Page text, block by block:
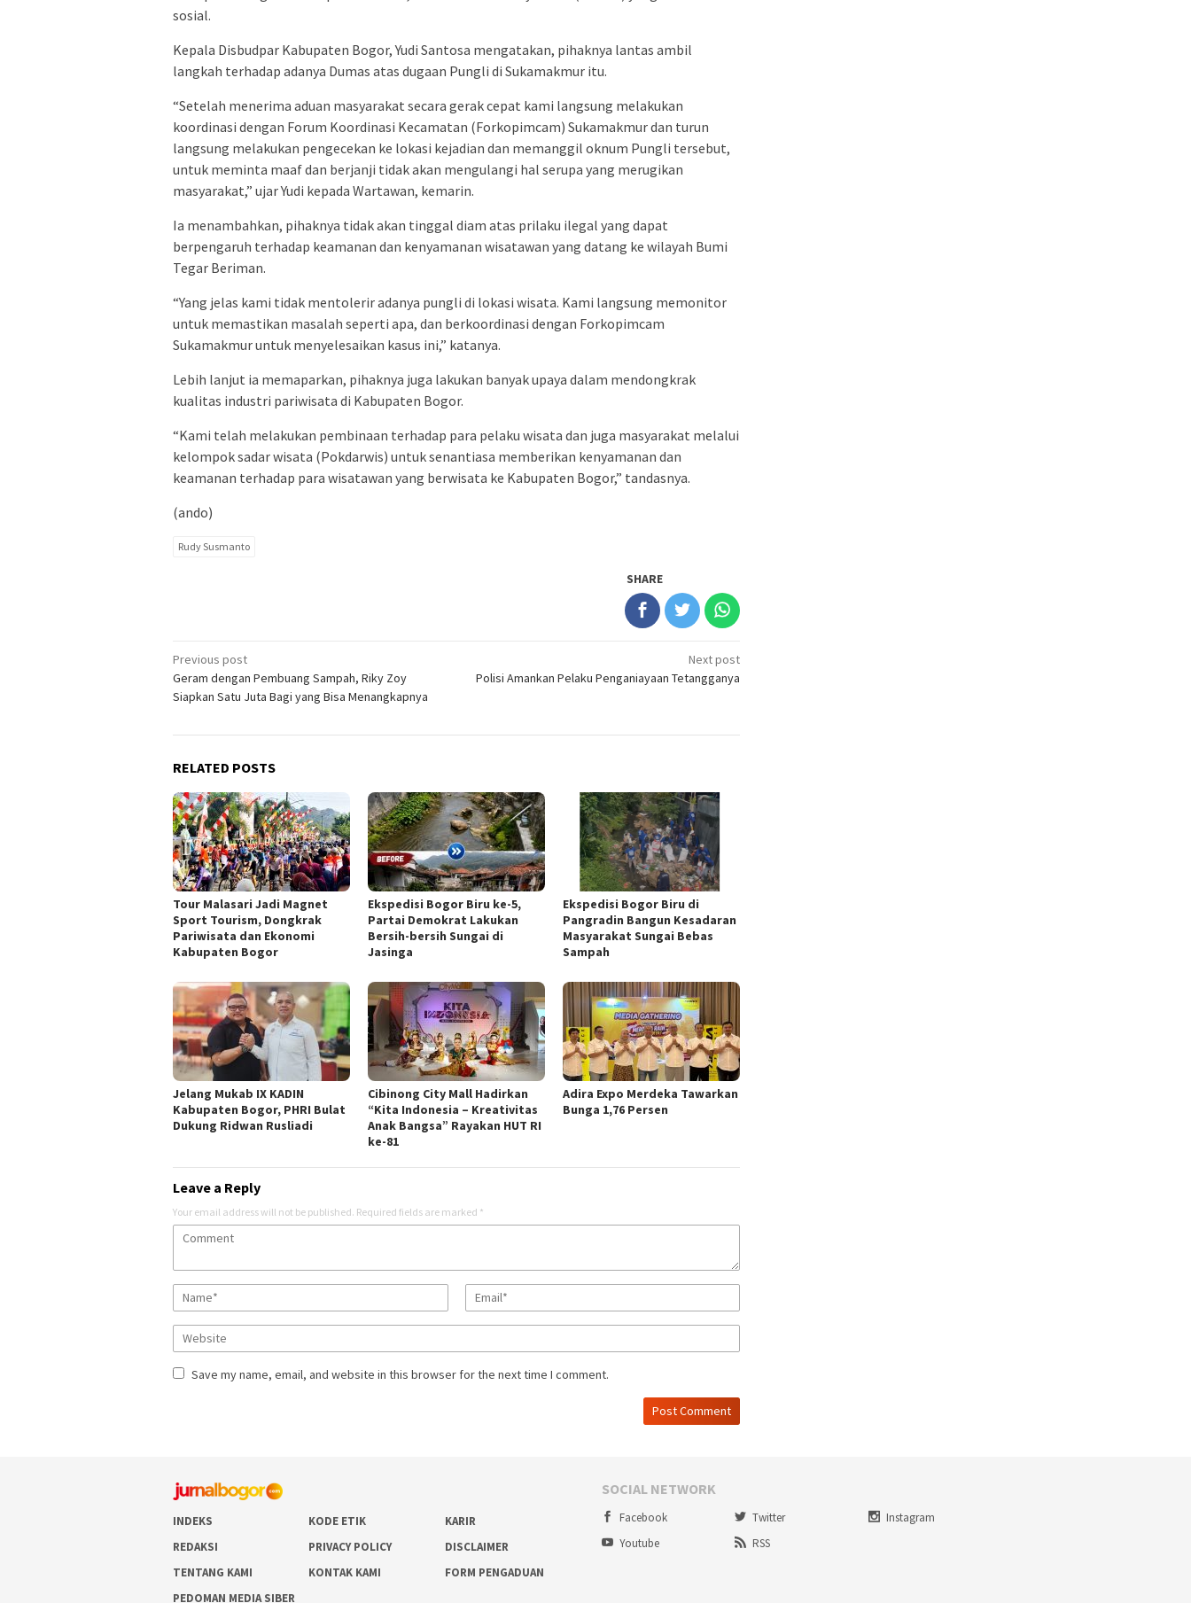
sosial.
Kepala Disbudpar Kabupaten Bogor, Yudi Santosa mengatakan, pihaknya lantas ambil
langkah terhadap adanya Dumas atas dugaan Pungli di Sukamakmur itu.
“Setelah menerima aduan masyarakat secara gerak cepat kami langsung melakukan
koordinasi dengan Forum Koordinasi Kecamatan (Forkopimcam) Sukamakmur dan turun
langsung melakukan pengecekan ke lokasi kejadian dan memanggil oknum Pungli tersebut,
untuk meminta maaf dan berjanji tidak akan mengulangi hal serupa yang merugikan
masyarakat,” ujar Yudi kepada Wartawan, kemarin.
Ia menambahkan, pihaknya tidak akan tinggal diam atas prilaku ilegal yang dapat
berpengaruh terhadap keamanan dan kenyamanan wisatawan yang datang ke wilayah Bumi
Tegar Beriman.
“Yang jelas kami tidak mentolerir adanya pungli di lokasi wisata. Kami langsung memonitor
untuk memastikan masalah seperti apa, dan berkoordinasi dengan Forkopimcam
Sukamakmur untuk menyelesaikan kasus ini,” katanya.
Lebih lanjut ia memaparkan, pihaknya juga lakukan banyak upaya dalam mendongkrak
kualitas industri pariwisata di Kabupaten Bogor.
“Kami telah melakukan pembinaan terhadap para pelaku wisata dan juga masyarakat melalui
kelompok sadar wisata (Pokdarwis) untuk senantiasa memberikan kenyamanan dan
keamanan terhadap para wisatawan yang berwisata ke Kabupaten Bogor,” tandasnya.
(ando)
Rudy Susmanto
SHARE
Post
navigation
Previous post
Geram dengan Pembuang Sampah, Riky Zoy
Siapkan Satu Juta Bagi yang Bisa Menangkapnya
Next post
Polisi Amankan Pelaku Penganiayaan Tetangganya
RELATED POSTS
Tour Malasari Jadi Magnet
Sport Tourism, Dongkrak
Pariwisata dan Ekonomi
Kabupaten Bogor
Ekspedisi Bogor Biru ke-5,
Partai Demokrat Lakukan
Bersih-bersih Sungai di
Jasinga
Ekspedisi Bogor Biru di
Pangradin Bangun Kesadaran
Masyarakat Sungai Bebas
Sampah
Jelang Mukab IX KADIN
Kabupaten Bogor, PHRI Bulat
Dukung Ridwan Rusliadi
Cibinong City Mall Hadirkan
“Kita Indonesia – Kreativitas
Anak Bangsa” Rayakan HUT RI
ke-81
Adira Expo Merdeka Tawarkan
Bunga 1,76 Persen
Leave a Reply
Your email address will not be published. Required fields are marked *
Save my name, email, and website in this browser for the next time I comment.
INDEKS KODE ETIK
KARIR
REDAKSI
PRIVACY POLICY
DISCLAIMER
TENTANG KAMI
KONTAK KAMI
FORM PENGADUAN
PEDOMAN MEDIA SIBER
SOCIAL NETWORK
Facebook Twitter
Instagram
Youtube
RSS